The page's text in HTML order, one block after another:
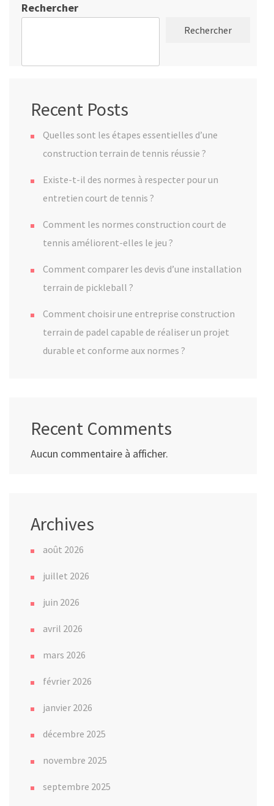
Rechercher
Rechercher
Recent Posts
Quelles sont les étapes essentielles d’une
construction terrain de tennis réussie ?
Existe-t-il des normes à respecter pour un
entretien court de tennis ?
Comment les normes construction court de
tennis améliorent-elles le jeu ?
Comment comparer les devis d’une installation
terrain de pickleball ?
Comment choisir une entreprise construction
terrain de padel capable de réaliser un projet
durable et conforme aux normes ?
Recent Comments
Aucun commentaire à afficher.
Archives
août 2026
juillet 2026
juin 2026
avril 2026
mars 2026
février 2026
janvier 2026
décembre 2025
novembre 2025
septembre 2025